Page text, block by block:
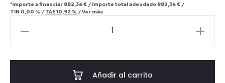
*Importe a financiar 882,36 € / Importe total adeudado 882,36 € /
TIN 0,00 % / TAE10,92 % /Ver más
Añadir al carrito